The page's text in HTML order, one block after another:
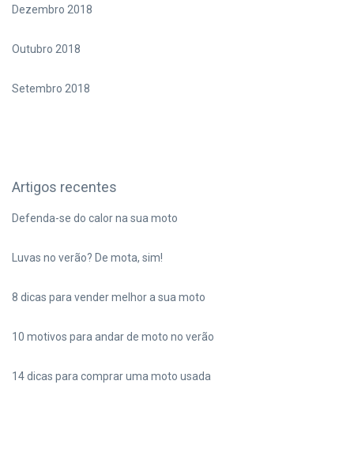
Dezembro 2018
Outubro 2018
Setembro 2018
Artigos recentes
Defenda-se do calor na sua moto
Luvas no verão? De mota, sim!
8 dicas para vender melhor a sua moto
10 motivos para andar de moto no verão
14 dicas para comprar uma moto usada